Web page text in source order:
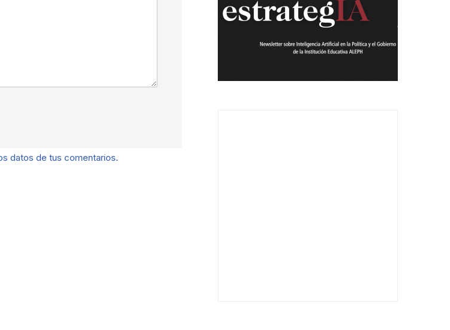
datos de tus comentarios.